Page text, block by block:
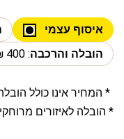
איסוף עצמי
הובלה והרכבה: 400 ₪
* המחיר אינו כולל
* הובלה לאיזורים